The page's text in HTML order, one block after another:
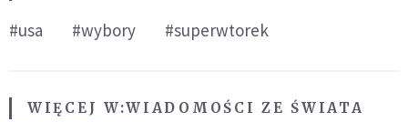
#usa #wybory #superwtorek
WIĘCEJ W:WIADOMOŚCI ZE ŚWIATA